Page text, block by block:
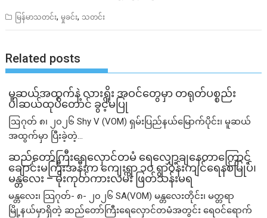
မြန်မာသတင်း,မှုခင်း, သတင်း
Related posts
မူဆယ်အထွက်နဲ့ လားရှိုး အဝင်တွေမှာ တရုတ်ပစ္စည်း
ပါဆယ်ထုပ်တောင် ခွင့်မပြု
ဩဂုတ် ၈၊ ၂၀၂၆ Shy V (VOM) ရှမ်းပြည်နယ်မြောက်ပိုင်း၊ မူဆယ်
အထွက်မှာ ပြီးခဲ့တဲ့...
ဆည်တော်ကြီးရေလှောင်တမံ ရေလျှော့ချနေတာကြောင့်
ချောင်းမကြီးအနီးက ကျေးရွာ ၁၀ ရွာဝန်းကျင်ရေနစ်မြုပ်၊
မန္တလေး – မိုးကုတ်ကားလမ်း ဖြတ်သန်းမရ
မန္တလေး၊ သြဂုတ်- ၈- ၂၀၂၆ SA(VOM) မန္တလေးတိုင်း၊ မတ္တရာ
မြို့နယ်မှာရှိတဲ့ ဆည်တော်ကြီးရေလှောင်တမံအတွင်း ရေဝင်ရောက်